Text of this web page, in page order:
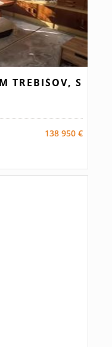
TREBIŠOV, S
138 950 €